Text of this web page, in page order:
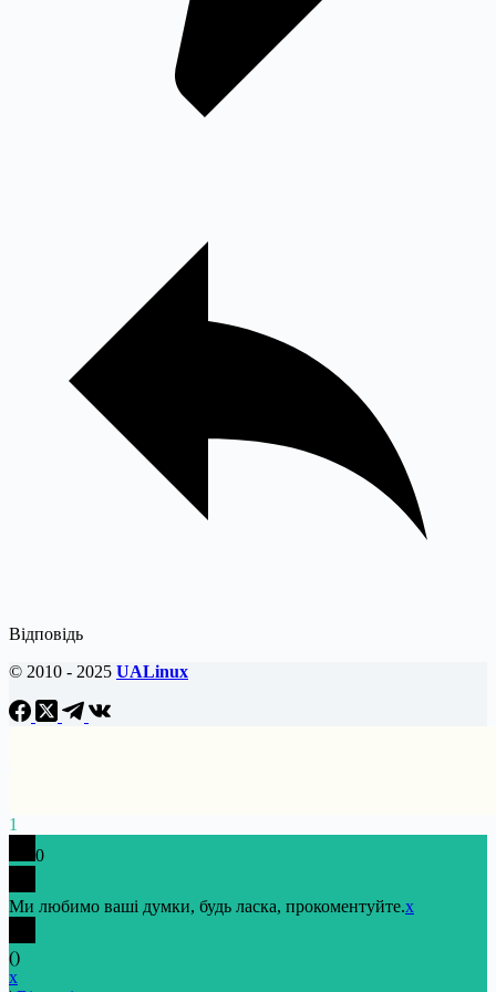
Відповідь
© 2010 - 2025 UALinux
1
0
Ми любимо ваші думки, будь ласка, прокоментуйте.x
()
x